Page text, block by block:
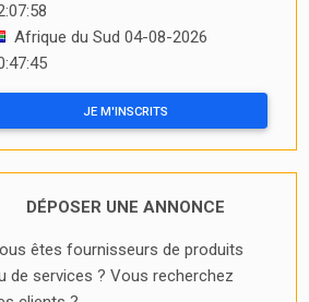
Afrique du Sud 04-08-2026
JE M'INSCRITS
DÉPOSER UNE ANNONCE
êtes fournisseurs de produits
de services ? Vous recherchez